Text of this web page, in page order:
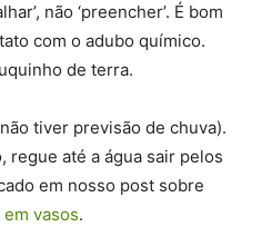
não ‘preencher’. É bom
com o adubo químico.
de terra.
tiver previsão de chuva).
regue até a água sair pelos
em nosso post sobre
vasos.